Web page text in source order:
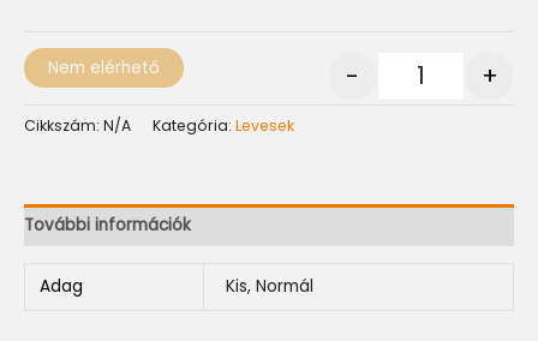
- +
Nem elérhető
Cikkszám: N/A Kategória: Levesek
További információk
Adag Kis, Normál